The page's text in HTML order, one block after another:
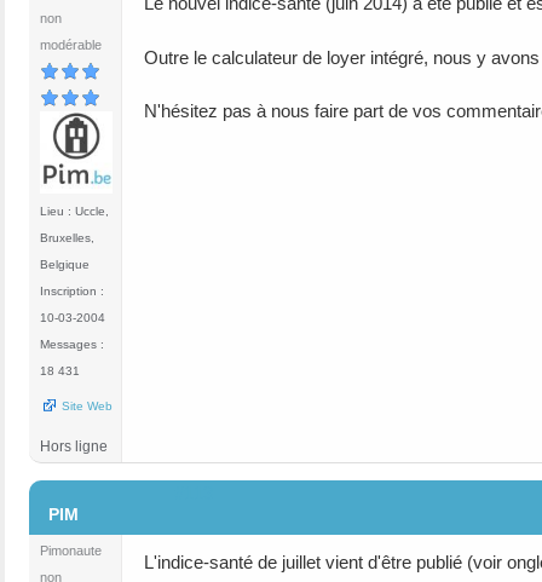
non
modérable
Lieu : Uccle,
Bruxelles,
Belgique
Inscription :
10-03-2004
Messages :
18 431
Site Web
Outre le calculateur de loyer intégré, nous y
N'hésitez pas à nous faire part de vos
Hors ligne
PIM
Pimonaute
non
L'indice-santé de juillet vient d'être publié (voir